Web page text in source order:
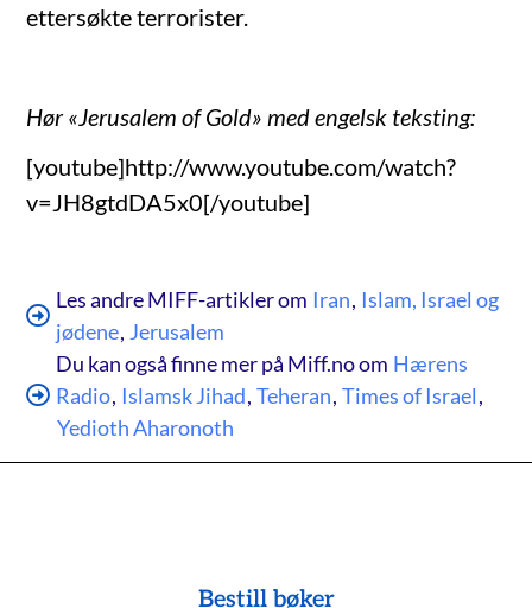
ettersøkte terrorister.
Hør «Jerusalem of Gold» med engelsk teksting:
[youtube]http://www.youtube.com/watch?
v=JH8gtdDA5x0[/youtube]
Les andre MIFF-artikler om Iran, Islam, Israel og
jødene, Jerusalem
Du kan også finne mer på Miff.no om Hærens
Radio, Islamsk Jihad, Teheran, Times of Israel,
Yedioth Aharonoth
Bestill bøker